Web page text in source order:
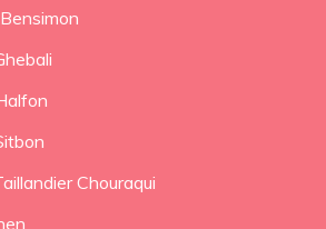
Chouraqui